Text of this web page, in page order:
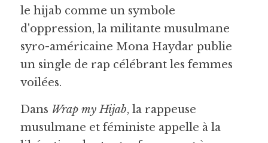
le hijab comme un symbole
d'oppression, la militante musulmane
syro-américaine Mona Haydar publie
un single de rap célébrant les femmes
voilées.
Dans Wrap my Hijab, la rappeuse
musulmane et féministe appelle à la